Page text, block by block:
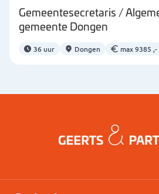
Gemeentesecretaris /
gemeente Dongen
36 uur Dongen max 9385 ,-